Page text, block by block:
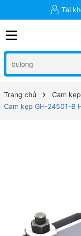
Tài
Trang chủ
Cam
Cam kẹp GH-24501-B